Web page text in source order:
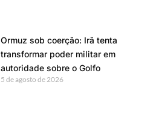
Ormuz sob coerção: Irã tenta
transformar poder militar em
autoridade sobre o Golfo
5 de agosto de 2026